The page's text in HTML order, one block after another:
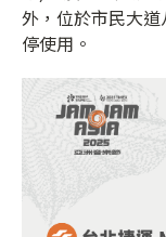
外，位於市民大
停使用。